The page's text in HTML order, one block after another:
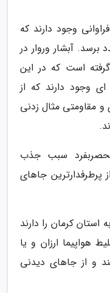
وجود دارند که
ها شاید به بیش از 300 عدد برسد. آبشار وروار در
گرفته است که در این
دارند که از
مقاومتی مثال زدنی
سبب جذب
جاهای
کرمان را دارند
هواپیما ارزان و یا
و از جاهای دیدنی